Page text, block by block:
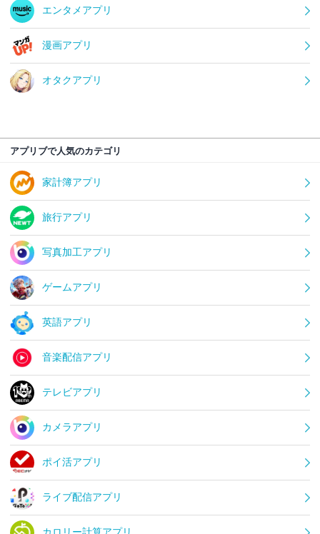
エンタメアプリ
漫画アプリ
オタクアプリ
アプリブで人気のカテゴリ
家計簿アプリ
旅行アプリ
写真加工アプリ
ゲームアプリ
英語アプリ
音楽配信アプリ
テレビアプリ
カメラアプリ
ポイ活アプリ
ライブ配信アプリ